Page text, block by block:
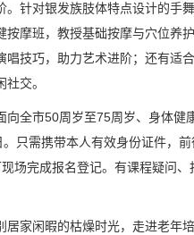
。针对银发族肢体特点设计的手
按摩班，教授基础按摩与穴位养
唱技巧，助力艺术进阶；还有适
交。
向全市50周岁至75周岁、身体健
只需携带本人有效身份证件，
场完成报名登记。有课程疑问
居家闲暇的枯燥时光，走进老年